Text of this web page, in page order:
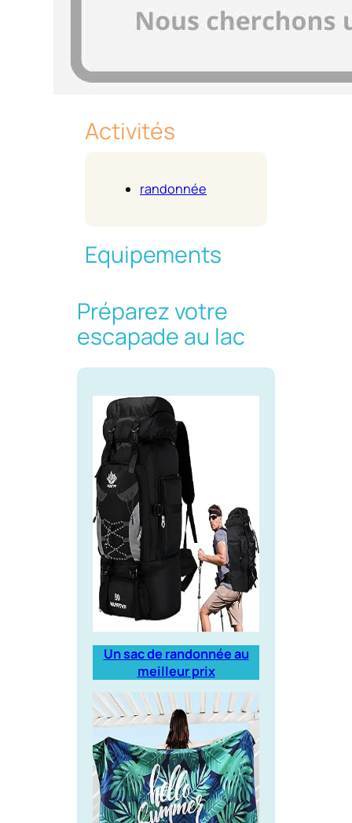
Activités
randonnée
Equipements
Préparez votre
escapade au lac
Un sac de randonnée au
meilleur prix